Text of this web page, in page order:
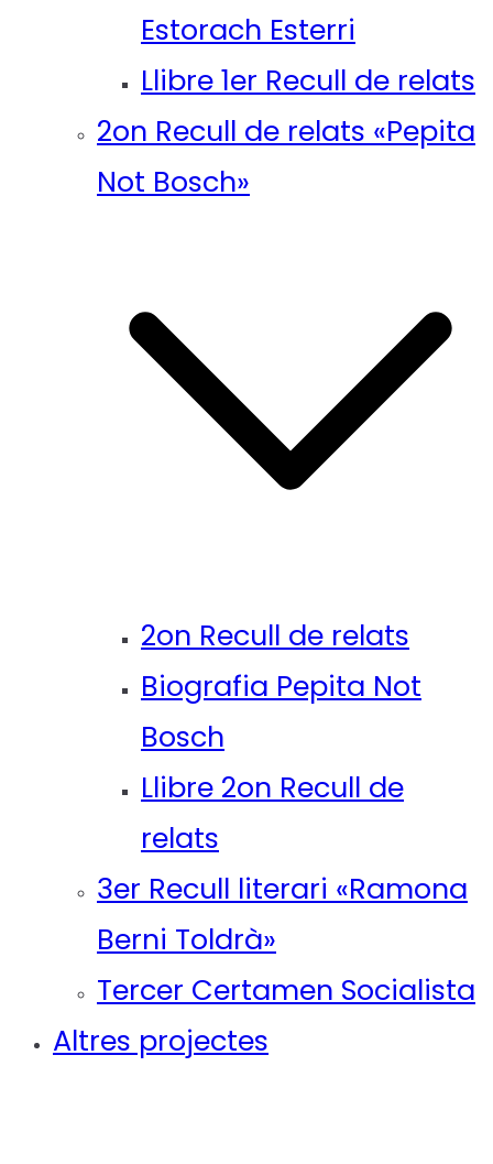
Estorach Esterri
Llibre 1er Recull de relats
2on Recull de relats «Pepita
Not Bosch»
2on Recull de relats
Biografia Pepita Not
Bosch
Llibre 2on Recull de
relats
3er Recull literari «Ramona
Berni Toldrà»
Tercer Certamen Socialista
Altres projectes